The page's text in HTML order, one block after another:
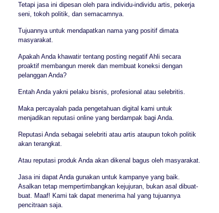
Tetapi jasa ini dipesan oleh para individu-individu artis, pekerja
seni, tokoh politik, dan semacamnya.
Tujuannya untuk mendapatkan nama yang positif dimata
masyarakat.
Apakah Anda khawatir tentang posting negatif Ahli secara
proaktif membangun merek dan membuat koneksi dengan
pelanggan Anda?
Entah Anda yakni pelaku bisnis, profesional atau selebritis.
Maka percayalah pada pengetahuan digital kami untuk
menjadikan reputasi online yang berdampak bagi Anda.
Reputasi Anda sebagai selebriti atau artis ataupun tokoh politik
akan terangkat.
Atau reputasi produk Anda akan dikenal bagus oleh masyarakat.
Jasa ini dapat Anda gunakan untuk kampanye yang baik.
Asalkan tetap mempertimbangkan kejujuran, bukan asal dibuat-
buat. Maaf! Kami tak dapat menerima hal yang tujuannya
pencitraan saja.